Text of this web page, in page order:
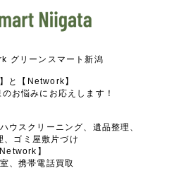
グリーンスマート新潟
と【Network】
お悩みにお応えします！
】
ウスクリーニング、遺品整理、
、ゴミ屋敷片づけ
Network】
、携帯電話買取